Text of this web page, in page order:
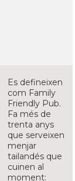
Es defineixen
com Family
Friendly Pub.
Fa més de
trenta anys
que serveixen
menjar
tailandés que
cuinen al
moment: